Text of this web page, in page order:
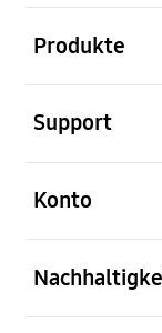
Produkte
Support
Konto